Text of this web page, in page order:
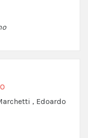
, Edoardo